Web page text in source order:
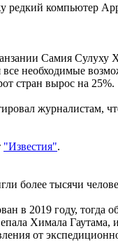
компьютер
Самия
необходимые
стран вырос на 25%.
журналистам,
"Известия".
более тысячи
в 2019 году, тогда
Химала
от